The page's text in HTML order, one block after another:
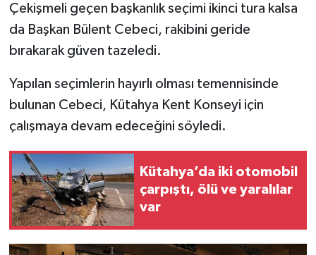
Çekişmeli geçen başkanlık seçimi ikinci tura kalsa
da Başkan Bülent Cebeci, rakibini geride
bırakarak güven tazeledi.
Yapılan seçimlerin hayırlı olması temennisinde
bulunan Cebeci, Kütahya Kent Konseyi için
çalışmaya devam edeceğini söyledi.
Kütahya’da iki otomobil
çarpıştı, ölü ve yaralılar
var
Magazin
Otomobil
Pazarlar
Politika
Resmi İlan
Rüya Tabirleri